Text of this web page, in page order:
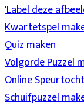
'Label deze
Kwartetspel
Quiz maken
Volgorde Puzzel
Online
Schuifpuzzel